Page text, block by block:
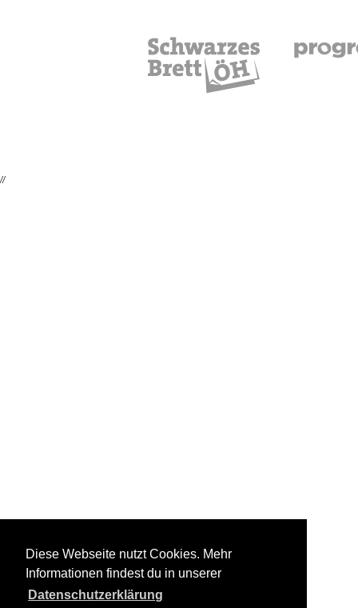
Diese Webseite nutzt Cookies. Mehr
Informationen findest du in unserer
Datenschutzerklärung
//